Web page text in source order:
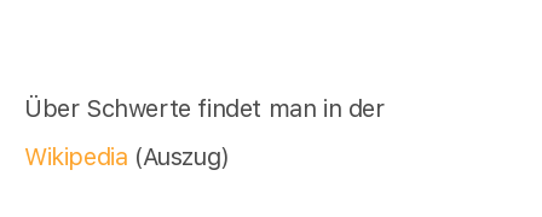
Über Schwerte findet man in der
Wikipedia (Auszug)